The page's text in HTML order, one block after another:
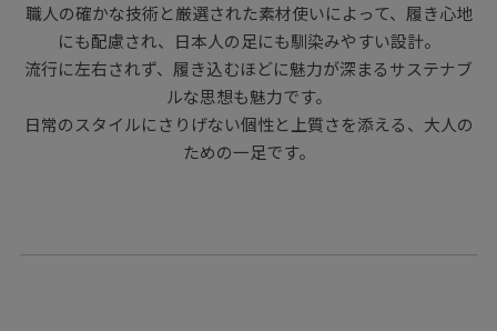
職人の確かな技術と厳選された素材使いによって、履き心地
にも配慮され、日本人の足にも馴染みやすい設計。
流行に左右されず、履き込むほどに魅力が深まるサステナブ
ルな思想も魅力です。
日常のスタイルにさりげない個性と上質さを添える、大人の
ための一足です。